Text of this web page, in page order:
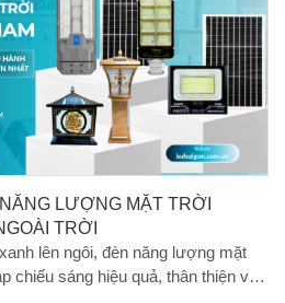
LƯỢNG MẶT TRỜI
TRỜI
lên ngôi, đèn năng lượng mặt
chiếu sáng hiệu quả, thân thiện với